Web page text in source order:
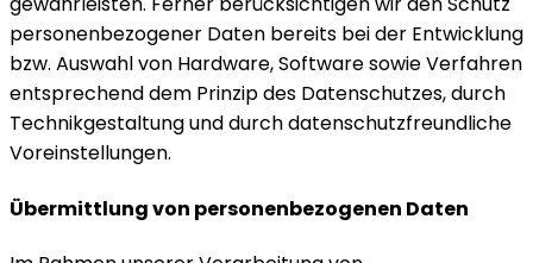
personenbezogener Daten bereits bei der Entwicklung
bzw. Auswahl von Hardware, Software sowie Verfahren
entsprechend dem Prinzip des Datenschutzes, durch
Technikgestaltung und durch datenschutzfreundliche
Voreinstellungen.
Übermittlung von personenbezogenen Daten